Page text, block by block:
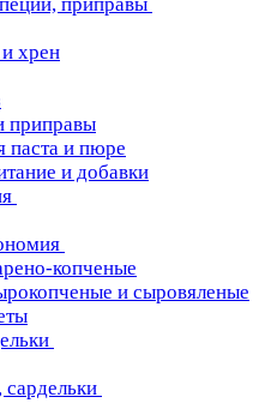
хрен
приправы
паста и пюре
и добавки
копченые
и сыровяленые